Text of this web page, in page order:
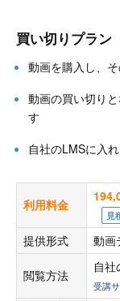
買い切りプラン
動画を購入し、
動画の買い切り
す
自社のLMSに入
利用料金
見
提供形式 動画
閲覧方法
自
受講